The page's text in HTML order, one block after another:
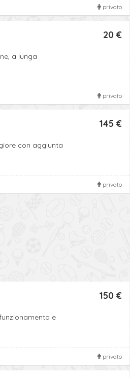
privato
a lunga
20 €
privato
con aggiunta
145 €
privato
e
150 €
privato